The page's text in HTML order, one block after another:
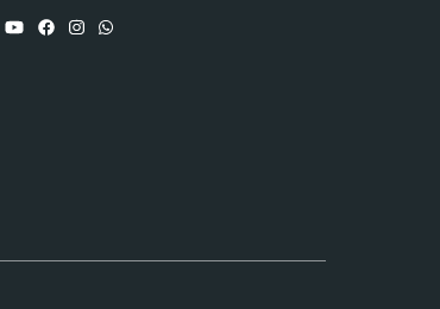
YouTubeFacebookInstagramWhatsapp